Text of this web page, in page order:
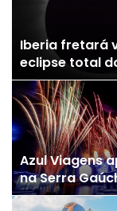
Iberia fretará
eclipse total
Azul Viagens
na Serra
neste verão